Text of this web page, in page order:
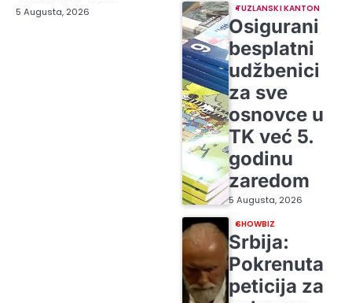
5 Augusta, 2026 TUZLANSKI KANTON
Osigurani
besplatni
udžbenici
za sve
osnovce u
TK već 5.
godinu
zaredom
5 Augusta, 2026
SHOWBIZ
Srbija:
Pokrenuta
peticija za